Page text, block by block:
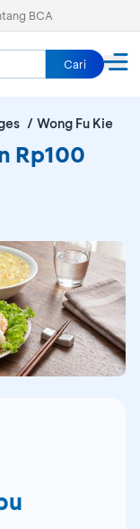
BCA
Cari
Wong Fu Kie
Rp100